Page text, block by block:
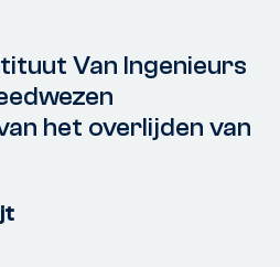
Van Ingenieurs
het overlijden van